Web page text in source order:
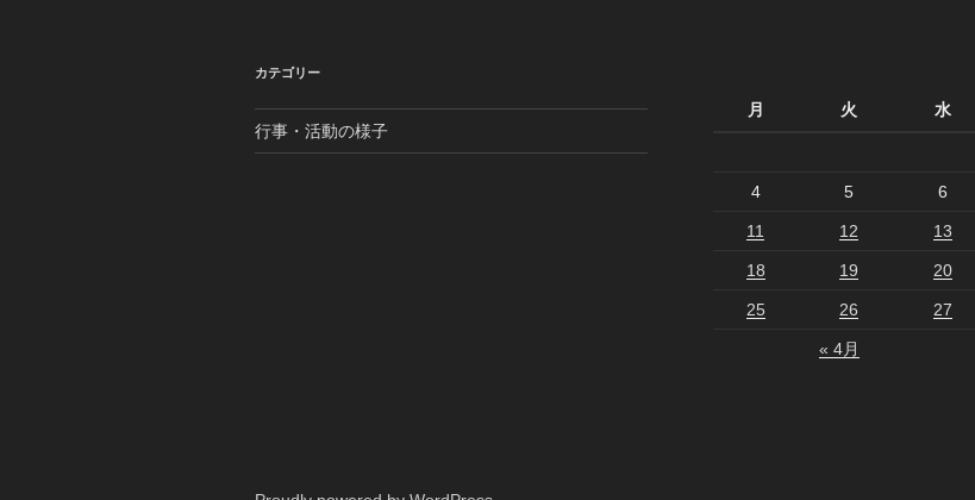
カテゴリー
行事・活動の様子
月
火 水
4 5 6
11 12 13
18 19 20
25 26 27
« 4月